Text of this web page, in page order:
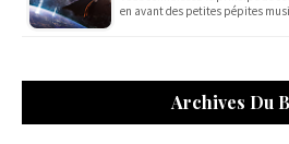
en avant des petites pépites
Archives Du